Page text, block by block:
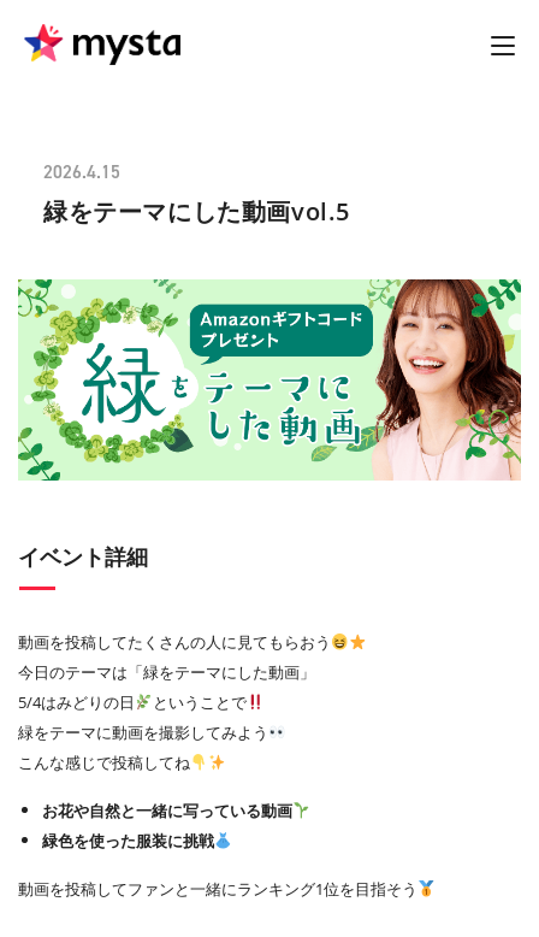
2026.4.15
緑をテーマにした動画vol.5
イベント詳細
動画を投稿してたくさんの人に見てもらおう
今日のテーマは「緑をテーマにした動画」
5/4はみどりの日
ということで
緑をテーマに動画を撮影してみよう
こんな感じで投稿してね
お花や自然と一緒に写っている動画
緑色を使った服装に挑戦
動画を投稿してファンと一緒にランキング1位を目指そう